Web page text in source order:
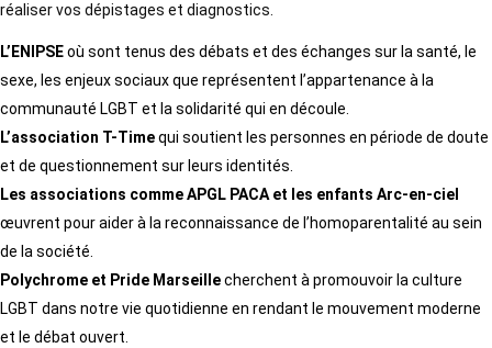
réaliser vos dépistages et diagnostics.
L’ENIPSEoù sont tenus des débats et des échanges sur la santé, le
sexe, les enjeux sociaux que représentent l’appartenance à la
communauté LGBT et la solidarité qui en découle.
L’association T-Timequi soutient les personnes en période de doute
et de questionnement sur leurs identités.
Les associations comme APGL PACA et les enfants Arc-en-ciel
œuvrent pour aider à la reconnaissance de l’homoparentalité au sein
de la société.
Polychrome et Pride Marseillecherchent à promouvoir la culture
LGBT dans notre vie quotidienne en rendant le mouvement moderne
et le débat ouvert.